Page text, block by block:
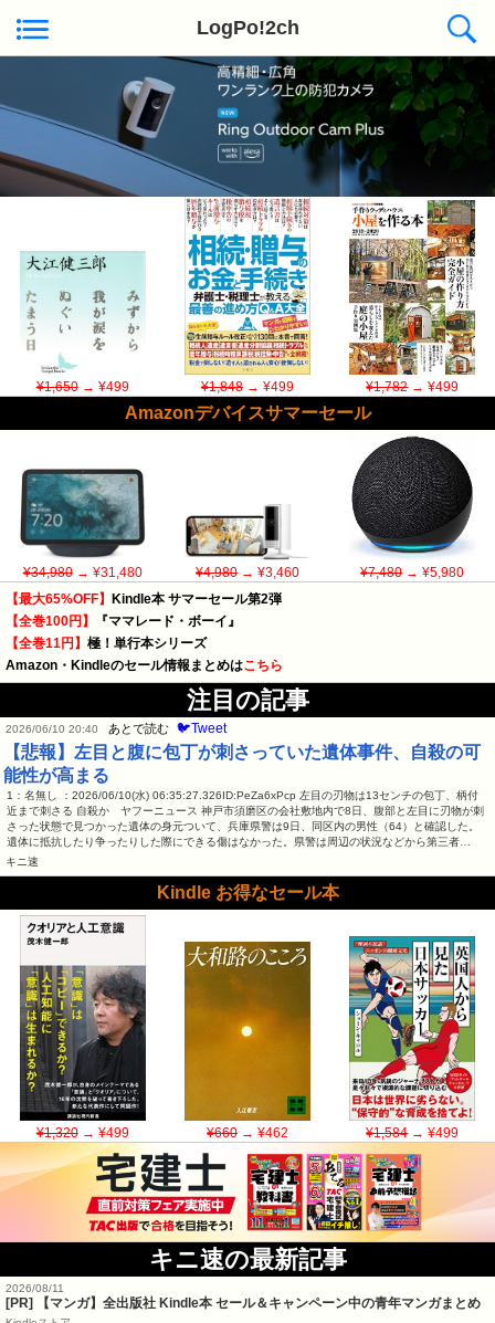
LogPo!2ch
Kindle日替わりセール ◆本日50冊が対象
¥1,650→ ¥499 ¥1,848→ ¥499 ¥1,782→ ¥499
Amazonデバイスサマーセール
¥34,980→ ¥31,480 ¥4,980→ ¥3,460 ¥7,480→ ¥5,980
【最大65%OFF】 Kindle本 サマーセール第2弾
【全巻100円】
『ママレード・ボーイ』
【全巻11円】 極！単行本シリーズ
Amazon・Kindleのセール情報まとめはこちら
注目の記事
2026/06/10 20:40 あとで読む 🐦Tweet
【悲報】左目と腹に包丁が刺さっていた遺体事件、自殺の可
能性が高まる
1：名無し ：2026/06/10(水) 06:35:27.326ID:PeZa6xPcp 左目の刃物は13センチの包丁、柄付
近まで刺さる 自殺か ヤフーニュース 神戸市須磨区の会社敷地内で8日、腹部と左目に刃物が刺
さった状態で見つかった遺体の身元ついて、兵庫県警は9日、同区内の男性（64）と確認した。
遺体に抵抗したり争ったりした際にできる傷はなかった。県警は周辺の状況などから第三者…
キニ速
Kindle お得なセール本
¥1,320→ ¥499 ¥660→ ¥462 ¥1,584→ ¥499
キニ速の最新記事
2026/08/11
[PR] 【マンガ】全出版社 Kindle本 セール＆キャンペーン中の青年マンガまとめ